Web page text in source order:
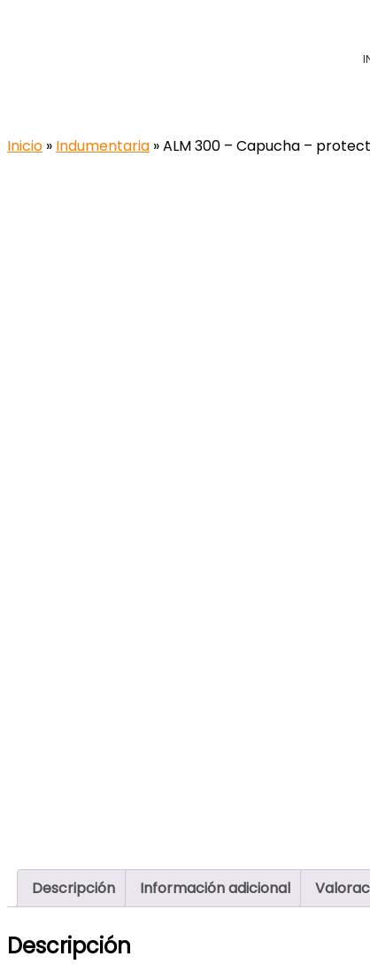
Inicio » Indumentaria » ALM 300 – Capucha –
Descripción Información adicional
Descripción